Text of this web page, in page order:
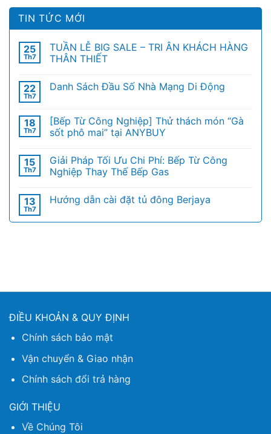
TIN TỨC MỚI
25
Th7
TUẦN LỄ BIG SALE – TRI ÂN KHÁCH HÀNG
THÂN THIẾT
22
Th7
Danh Sách Đầu Số Nhà Mạng Di Động
18
Th7
[Bếp Từ Công Nghiệp] Thử thách món “Gà
sốt phô mai” tại ANYBUY
15
Th7
Giải Pháp Tối Ưu Chi Phí: Bếp Từ Công
Nghiệp Thay Thế Bếp Gas
13
Th7
Hướng dẫn cài đặt tủ đông Berjaya
ĐIỀU KHOẢN & QUY ĐỊNH
Chính sách bảo mật
Vận chuyển & Giao nhận
Chính sách đổi trả hàng
GIỚI THIỆU
Về Chúng Tôi